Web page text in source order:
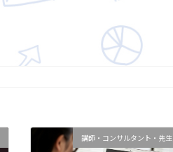
講師・コンサルタント・先